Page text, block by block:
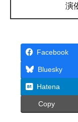
演
Facebook
Bluesky
Hatena
Copy